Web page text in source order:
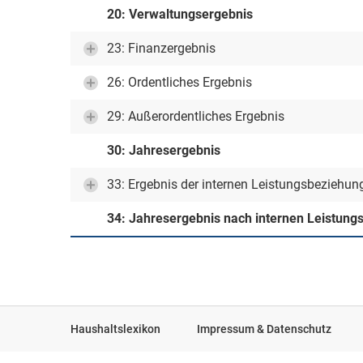
20: Verwaltungsergebnis
23: Finanzergebnis
26: Ordentliches Ergebnis
29: Außerordentliches Ergebnis
30: Jahresergebnis
33: Ergebnis der internen
34: Jahresergebnis nach internen
Haushaltslexikon Impressum & Datenschutz